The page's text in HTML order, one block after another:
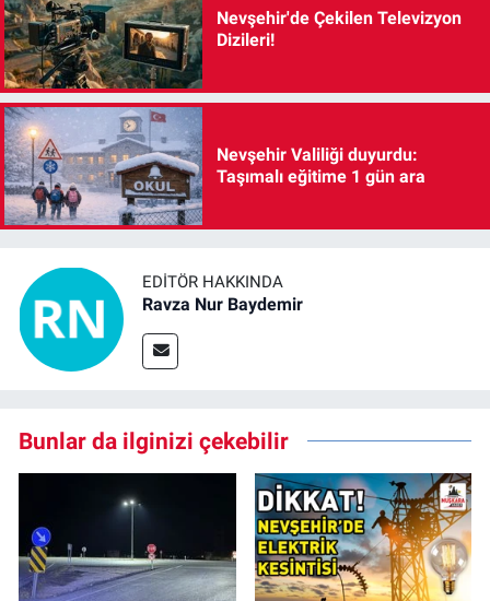
Nevşehir'de Çekilen Televizyon
Dizileri!
Nevşehir Valiliği duyurdu:
Taşımalı eğitime 1 gün ara
EDITÖR HAKKINDA
Ravza Nur Baydemir
Bunlar da ilginizi çekebilir